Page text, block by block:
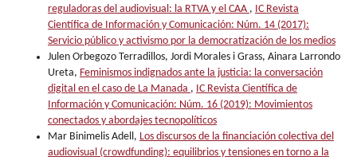
reguladoras del audiovisual: la RTVA y el CAA , IC Revista
Científica de Información y Comunicación: Núm. 14 (2017):
Servicio público y activismo por la democratización de los medios
Julen Orbegozo Terradillos, Jordi Morales i Grass, Ainara Larrondo
Ureta, Feminismos indignados ante la justicia: la conversación
digital en el caso de La Manada , IC Revista Científica de
Información y Comunicación: Núm. 16 (2019): Movimientos
conectados y abordajes tecnopolíticos
Mar Binimelis Adell, Los discursos de la financiación colectiva del
audiovisual (crowdfunding): equilibrios y tensiones en torno a la